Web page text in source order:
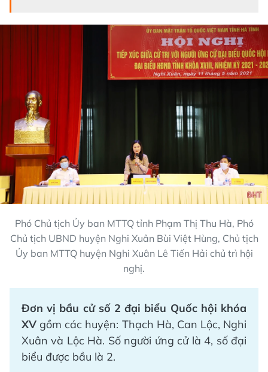
Phó Chủ tịch Ủy ban MTTQ tỉnh Phạm Thị Thu Hà, Phó
Chủ tịch UBND huyện Nghi Xuân Bùi Việt Hùng, Chủ tịch
Ủy ban MTTQ huyện Nghi Xuân Lê Tiến Hải chủ trì hội
nghị.
Đơn vị bầu cử số 2 đại biểu Quốc hội khóa
XV gồm các huyện: Thạch Hà, Can Lộc, Nghi
Xuân và Lộc Hà. Số người ứng cử là 4, số đại
biểu được bầu là 2.